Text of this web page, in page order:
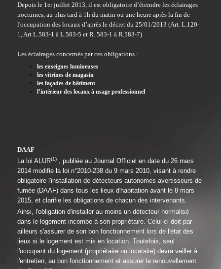
Depuis le 1er juillet 2013, il est obligatoire d’éteindre les éclairages
nocturnes, au plus tard à 1h du matin ou une heure après la fin de
l'occupation des locaux d’après le décret du 25/01/2013 (Art. L.120-
1, Art L.583-1 à L.583-5 et R. 583-1 à R.583-7)
Les éclairages concernés par ces obligations :
les enseignes lumineuses
les vitrines de magasin
les façades de bâtiment
l’intérieur des locaux à usage professionnel
DAAF
La loi ALUR(1)
, publiée au Journal Officiel en date du 26 mars
2014 modifie la loi n°2010-238 du 9 mars 2010, visant à rendre
obligatoire l'installation de détecteurs autonomes avertisseurs de
fumée (DAAF) dans tous les lieux d'habitation avant le 8 mars
2015, et clarifie les obligations de chacun des intervenants.
Ainsi, l'obligation d'installer au moins un détecteur normalisé
dans le logement incombe à son propriétaire. Celui-ci doit par
ailleurs s'assurer de son bon fonctionnement lors de l'état des
lieux si le logement est mis en location. Toutefois, seul
l'occupant du logement (propriétaire ou locataire) devra veiller à
l'entretien, au bon fonctionnement et assurer le renouvellement